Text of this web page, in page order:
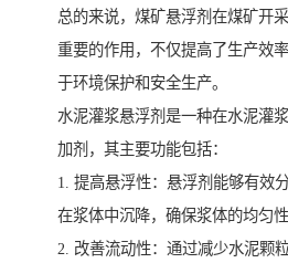
总的来说，煤矿悬浮剂在煤矿开
重要的作用，不仅提高了生产效
于环境保护和安全生产。
水泥灌浆悬浮剂是一种在水泥灌
加剂，其主要功能包括：
1. 提高悬浮性：悬浮剂能够有效
在浆体中沉降，确保浆体的均匀性
2. 改善流动性：通过减少水泥颗